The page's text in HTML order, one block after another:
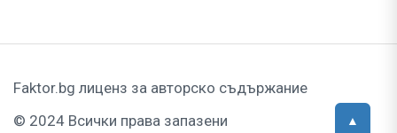
Faktor.bg лиценз за авторско съдържание
© 2024 Всички права запазени